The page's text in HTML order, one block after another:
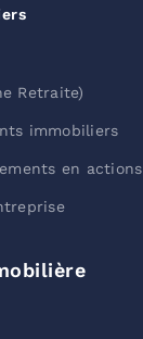
Retraite)
immobiliers
en actions